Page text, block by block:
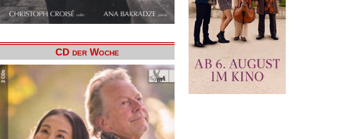
CD der Woche